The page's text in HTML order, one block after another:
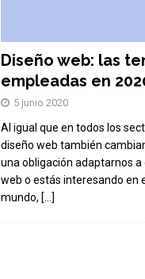
Diseño web: las
empleadas en
5 junio 2020
Al igual que en todos los
diseño web también
una obligación adaptarnos a
web o estás interesando en
mundo, […]